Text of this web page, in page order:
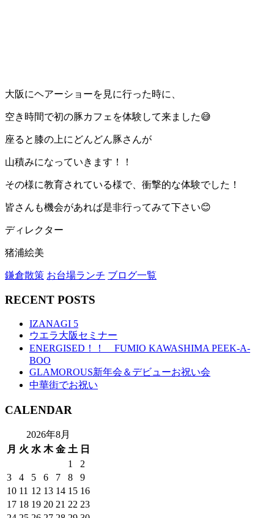
大阪にヘアーショーを見に行った時に、
空き時間で初の豚カフェを体験して来ました😅
座ると膝の上にどんどん豚さんが
山積みになっていきます！！
その様に教育されている様で、衝撃的な体験でした！
皆さんも機会があれば是非行ってみて下さい😊
ディレクター
猪浦絵美
鎌倉散策 お台場ランチ ブログ一覧
RECENT POSTS
IZANAGI 5
ウエラ大阪セミナー
ENERGISED！！ FUMIO KAWASHIMA PEEK-A-
BOO
GLAMOROUS新年会＆デビューお祝い会
中華街でお祝い
CALENDAR
2026年8月
月 火 水 木 金 土 日
1
2
3
4 5 6 7 8
9
10 11 12 13 14 15 16
17 18 19 20 21 22 23